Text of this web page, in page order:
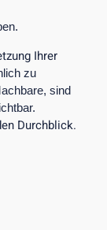
Ihrer
zu
sind
Durchblick.